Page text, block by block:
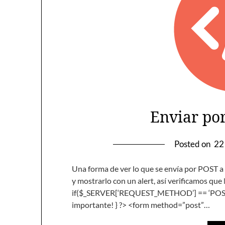
Enviar
Posted on
Una forma de ver lo que se envía por POST
y mostrarlo con un alert, así verificamos que
if($_SERVER[‘REQUEST_METHOD’] ==
importante! } ?> <form method=”post”…